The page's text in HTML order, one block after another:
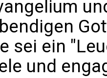
sei ein
und